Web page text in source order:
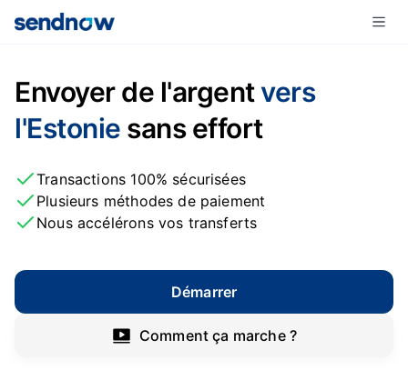
Envoyer de l'argentvers
l'Estonie sans effort
Transactions 100% sécurisées
Plusieurs méthodes de paiement
Nous accélérons vos transferts
Démarrer
Comment ça marche ?